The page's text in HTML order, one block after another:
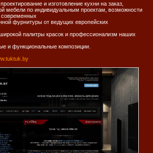
и изготовление кухни на заказ,
мебели по индивидуальным проектам, возможности
фурнитуры от ведущих европейских
палитры красок и профессионализм наших
и функциональные композиции.